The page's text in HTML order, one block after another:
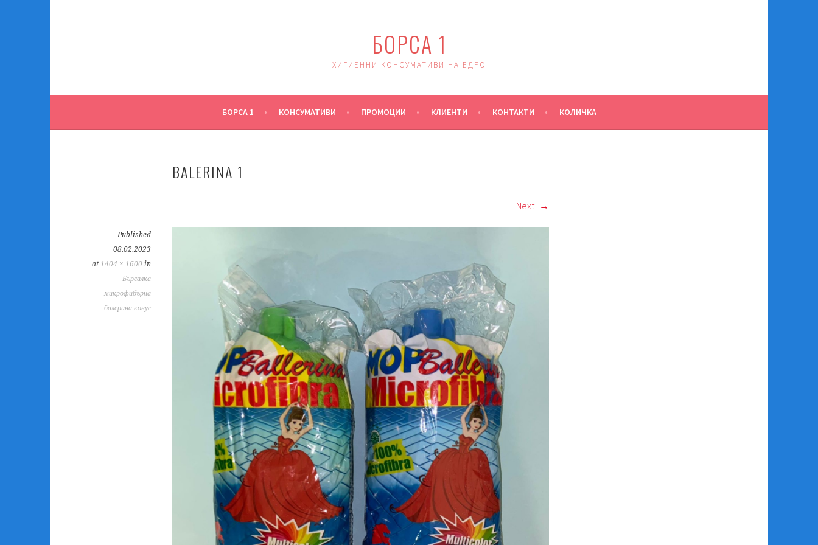
БОРСА 1
ХИГИЕННИ КОНСУМАТИВИ НА ЕДРО
БОРСА 1 КОНСУМАТИВИ ПРОМОЦИИ КЛИЕНТИ КОНТАКТИ КОЛИЧКА
BALERINA 1
Next
Published
08.02.2023
at1404 × 1600 in
Бърсалка
микрофибърна
балерина конус